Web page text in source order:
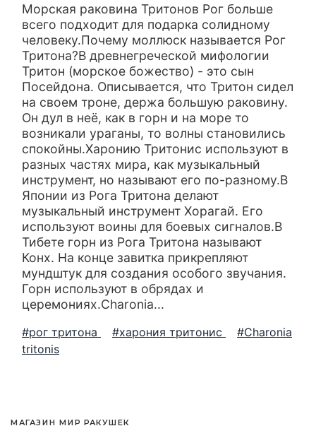
Морская раковина Тритонов Рог больше
всего подходит для подарка солидному
человеку.Почему моллюск называется Рог
Тритона?В древнегреческой мифологии
Тритон (морское божество) - это сын
Посейдона. Описывается, что Тритон сидел
на своем троне, держа большую раковину.
Он дул в неё, как в горн и на море то
возникали ураганы, то волны становились
спокойны.Харонию Тритонис используют в
разных частях мира, как музыкальный
инструмент, но называют его по-разному.В
Японии из Рога Тритона делают
музыкальный инструмент Хорагай. Его
используют воины для боевых сигналов.В
Тибете горн из Рога Тритона называют
Конх. На конце завитка прикрепляют
мундштук для создания особого звучания.
Горн используют в обрядах и
церемониях.Charonia...
#рог тритона #харония тритонис
#Charonia
tritonis
МАГАЗИН МИР РАКУШЕК